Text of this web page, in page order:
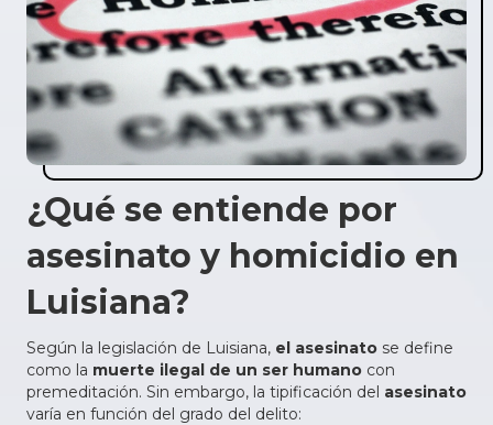
¿Qué se entiende por
asesinato y homicidio en
Luisiana?
Según la legislación de Luisiana, el asesinato se define
como la muerte ilegal de un ser humano con
premeditación. Sin embargo, la tipificación del asesinato
varía en función del grado del delito: